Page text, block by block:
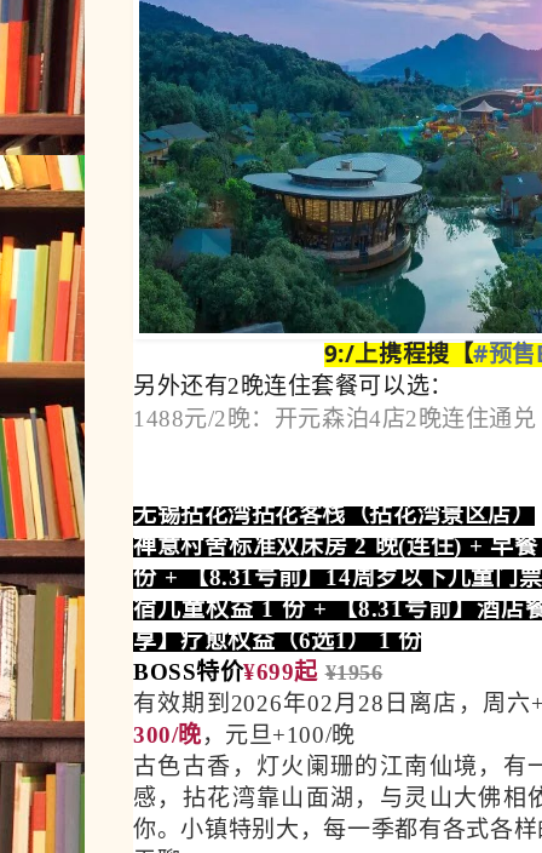
9:/上携程搜【#预
另外还有2晚连住套餐可以选：
1488元/2晚：开元森泊4店2晚连住通兑
无锡拈花湾拈花客栈（拈花湾景区店）
禅意村舍标准双床房 2 晚(连住) + 早
份 + 【8.31号前】14周岁以下儿童门
宿儿童权益 1 份 + 【8.31号前】酒店
享】疗愈权益（6选1） 1 份
BOSS特价¥699起¥1956
有效期到2026年02月28日离店，周六
300/晚，元旦+100/晚
古色古香，灯火阑珊的江南仙境，有
感，拈花湾靠山面湖，与灵山大佛相
你。小镇特别大，每一季都有各式各